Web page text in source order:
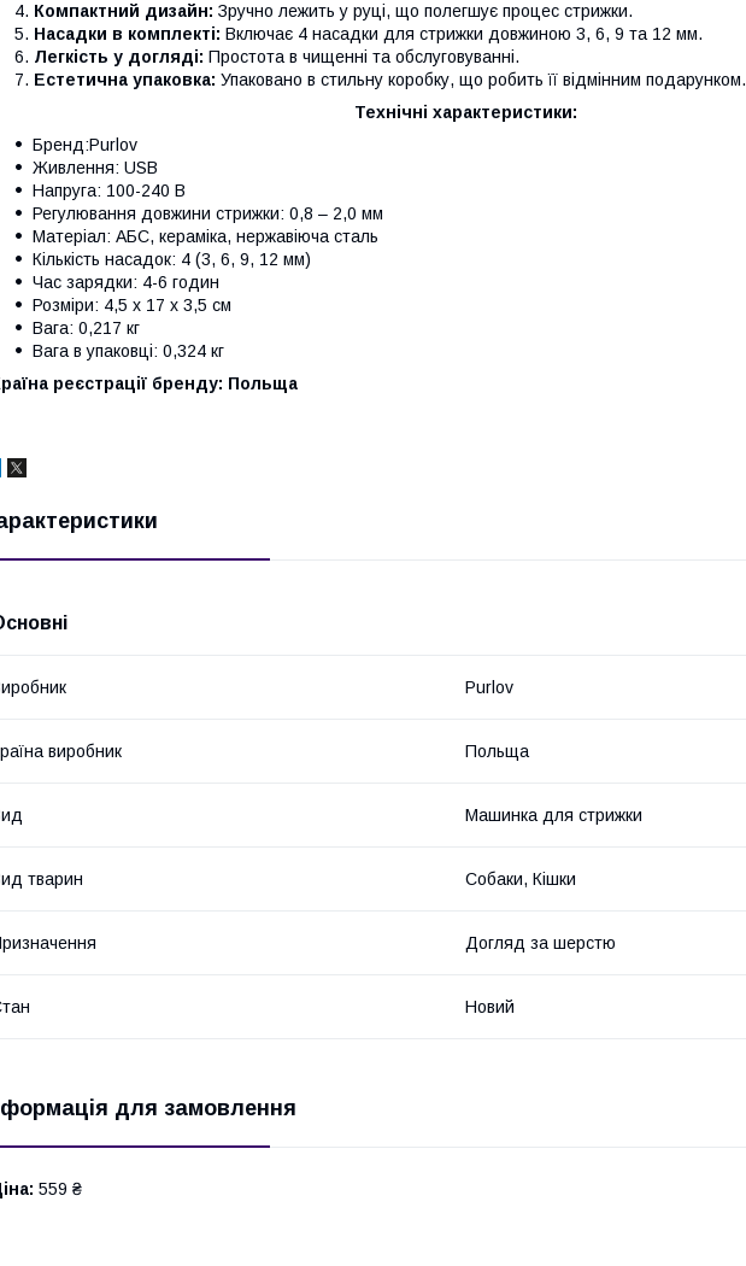
Компактний дизайн: Зручно лежить у руці, що полегшує процес стрижки.
Насадки в комплекті: Включає 4 насадки для стрижки довжиною 3, 6, 9 та 12 мм.
Легкість у догляді: Простота в чищенні та обслуговуванні.
Естетична упаковка: Упаковано в стильну коробку, що робить її відмінним подарунком.
Технічні характеристики:
Бренд:Purlov
Живлення: USB
Напруга: 100-240 В
Регулювання довжини стрижки: 0,8 – 2,0 мм
Матеріал: АБС, кераміка, нержавіюча сталь
Кількість насадок: 4 (3, 6, 9, 12 мм)
Час зарядки: 4-6 годин
Розміри: 4,5 x 17 x 3,5 см
Вага: 0,217 кг
Вага в упаковці: 0,324 кг
реєстрації бренду: Польща
Purlov
виробник Польща
Машинка для стрижки
тварин Собаки, Кішки
Догляд за шерстю
Новий
для замовлення
559 ₴